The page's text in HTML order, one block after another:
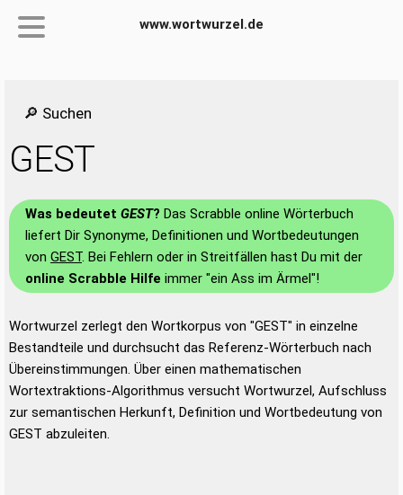
www.wortwurzel.de
🔎 Suchen
GEST
Was bedeutet GEST? Das Scrabble online Wörterbuch
liefert Dir Synonyme, Definitionen und Wortbedeutungen
von GEST. Bei Fehlern oder in Streitfällen hast Du mit der
online Scrabble Hilfe immer "ein Ass im Ärmel"!
Wortwurzel zerlegt den Wortkorpus von "GEST" in einzelne
Bestandteile und durchsucht das Referenz-Wörterbuch nach
Übereinstimmungen. Über einen mathematischen
Wortextraktions-Algorithmus versucht Wortwurzel, Aufschluss
zur semantischen Herkunft, Definition und Wortbedeutung von
GEST abzuleiten.